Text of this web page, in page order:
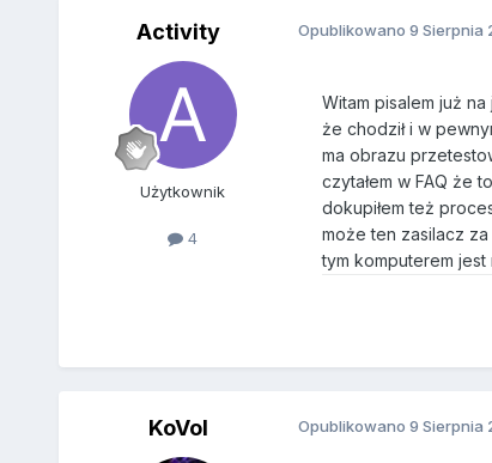
Activity
Użytkownik
4
Opublikowano 9 Sierpnia
Witam pisalem już
że chodził i w
ma obrazu
czytałem w FAQ że
dokupiłem też
może ten zasilacz
tym komputerem jest
KoVol Opublikowano 9 Sierpnia